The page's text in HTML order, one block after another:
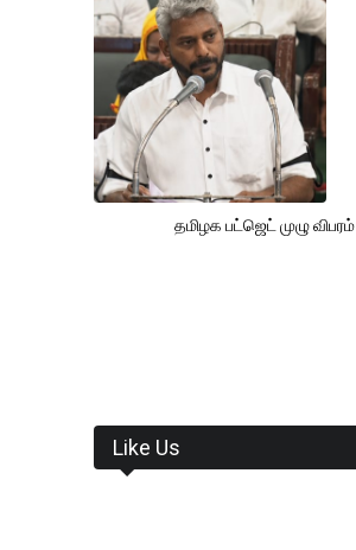
தமிழக பட்ஜெட் முழு விபரம்
Like Us